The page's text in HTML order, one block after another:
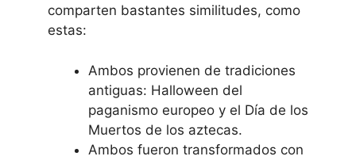
comparten bastantes similitudes, como
estas:
Ambos provienen de tradiciones
antiguas: Halloween del
paganismo europeo y el Día de los
Muertos de los aztecas.
Ambos fueron transformados con